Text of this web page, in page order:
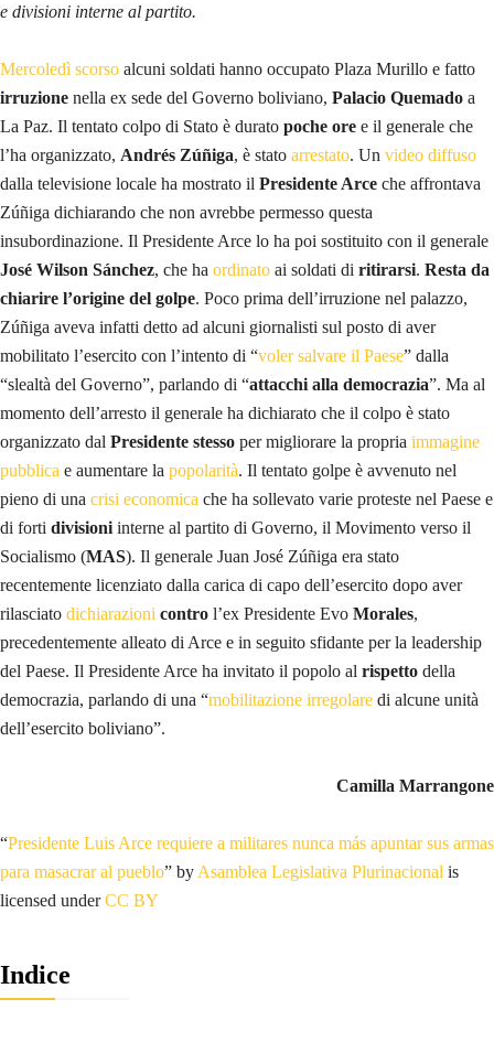
e divisioni interne al partito.
Mercoledì scorso alcuni soldati hanno occupato Plaza Murillo e fatto
irruzione nella ex sede del Governo boliviano, Palacio Quemado a
La Paz. Il tentato colpo di Stato è durato poche ore e il generale che
l’ha organizzato, Andrés Zúñiga, è stato arrestato. Un video diffuso
dalla televisione locale ha mostrato il Presidente Arce che affrontava
Zúñiga dichiarando che non avrebbe permesso questa
insubordinazione. Il Presidente Arce lo ha poi sostituito con il generale
José Wilson Sánchez, che ha ordinato ai soldati di ritirarsi. Resta da
chiarire l’origine del golpe. Poco prima dell’irruzione nel palazzo,
Zúñiga aveva infatti detto ad alcuni giornalisti sul posto di aver
mobilitato l’esercito con l’intento di “voler salvare il Paese” dalla
“slealtà del Governo”, parlando di “attacchi alla democrazia”. Ma al
momento dell’arresto il generale ha dichiarato che il colpo è stato
organizzato dal Presidente stesso per migliorare la propria immagine
pubblica e aumentare la popolarità. Il tentato golpe è avvenuto nel
pieno di una crisi economica che ha sollevato varie proteste nel Paese e
di forti divisioni interne al partito di Governo, il Movimento verso il
Socialismo (MAS). Il generale Juan José Zúñiga era stato
recentemente licenziato dalla carica di capo dell’esercito dopo aver
rilasciato dichiarazioni contro l’ex Presidente Evo Morales,
precedentemente alleato di Arce e in seguito sfidante per la leadership
del Paese. Il Presidente Arce ha invitato il popolo al rispetto della
democrazia, parlando di una “mobilitazione irregolare di alcune unità
dell’esercito boliviano”.
Camilla Marrangone
“Presidente Luis Arce requiere a militares nunca más apuntar sus armas
para masacrar al pueblo” by Asamblea Legislativa Plurinacional is
licensed underCC BY
Indice